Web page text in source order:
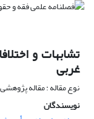
تشابهات و
غربی
نوع مقاله : مقاله پژوهشی
نویسندگان